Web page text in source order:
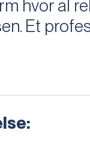
hvor al
Et